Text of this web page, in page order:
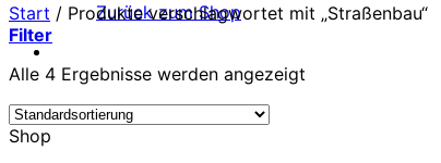
Zurück zum Shop
Start / Produkte verschlagwortet mit „Straßenbau“
Filter
Alle 4 Ergebnisse werden angezeigt
Shop